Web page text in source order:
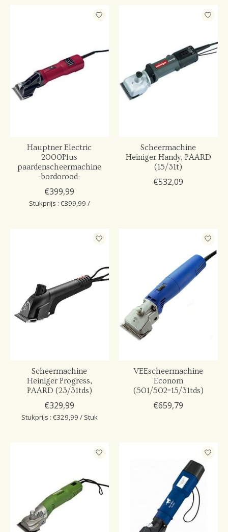
Hauptner Electric
2000Plus
paardenscheermachine
-bordorood-
€399,99
Stukprijs : €399,99 /
Scheermachine
Heiniger Handy, PAARD
(15/31t)
€532,09
Scheermachine
Heiniger Progress,
PAARD (23/31tds)
€329,99
Stukprijs : €329,99 / Stuk
VEEscheermachine
Econom
(501/502=15/31tds)
€659,79